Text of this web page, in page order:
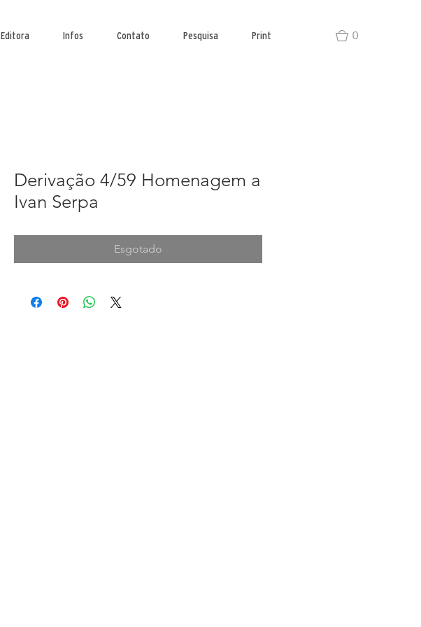
Editora Infos Contato Pesquisa Print 0
Derivação 4/59 Homenagem a
Ivan Serpa
Esgotado